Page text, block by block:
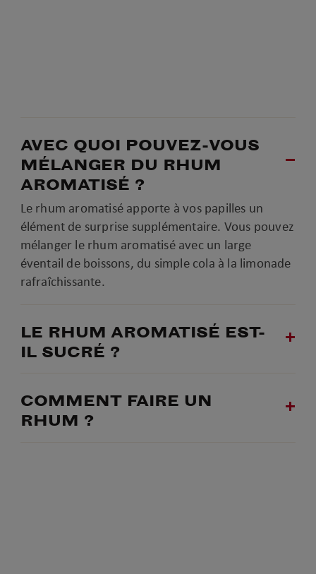
AVEC QUOI POUVEZ-VOUS
MÉLANGER DU RHUM
AROMATISÉ ?
Le rhum aromatisé apporte à vos papilles un
élément de surprise supplémentaire. Vous pouvez
mélanger le rhum aromatisé avec un large
éventail de boissons, du simple cola à la limonade
rafraîchissante.
LE RHUM AROMATISÉ EST-
IL SUCRÉ ?
COMMENT FAIRE UN
RHUM ?